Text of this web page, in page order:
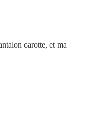
carotte, et ma